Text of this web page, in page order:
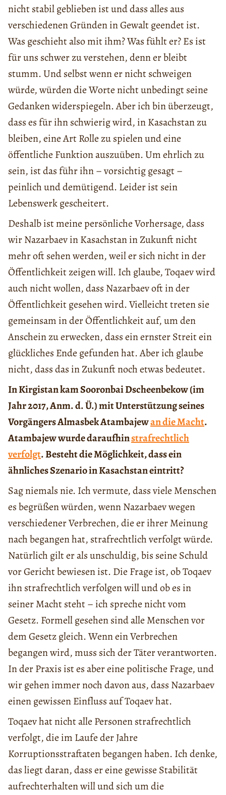
nicht stabil geblieben ist und dass alles aus
verschiedenen Gründen in Gewalt geendet ist.
Was geschieht also mit ihm? Was fühlt er? Es ist
für uns schwer zu verstehen, denn er bleibt
stumm. Und selbst wenn er nicht schweigen
würde, würden die Worte nicht unbedingt seine
Gedanken widerspiegeln. Aber ich bin überzeugt,
dass es für ihn schwierig wird, in Kasachstan zu
bleiben, eine Art Rolle zu spielen und eine
öffentliche Funktion auszuüben. Um ehrlich zu
sein, ist das führ ihn – vorsichtig gesagt –
peinlich und demütigend. Leider ist sein
Lebenswerk gescheitert.
Deshalb ist meine persönliche Vorhersage, dass
wir Nazarbaev in Kasachstan in Zukunft nicht
mehr oft sehen werden, weil er sich nicht in der
Öffentlichkeit zeigen will. Ich glaube, Toqaev wird
auch nicht wollen, dass Nazarbaev oft in der
Öffentlichkeit gesehen wird. Vielleicht treten sie
gemeinsam in der Öffentlichkeit auf, um den
Anschein zu erwecken, dass ein ernster Streit ein
glückliches Ende gefunden hat. Aber ich glaube
nicht, dass das in Zukunft noch etwas bedeutet.
In Kirgistan kam Sooronbai Dscheenbekow (im
Jahr 2017, Anm. d. Ü.) mit Unterstützung seines
Vorgängers Almasbek Atambajewan die Macht.
Atambajew wurde daraufhinstrafrechtlich
verfolgt. Besteht die Möglichkeit, dass ein
ähnliches Szenario in Kasachstan eintritt?
Sag niemals nie. Ich vermute, dass viele Menschen
es begrüßen würden, wenn Nazarbaev wegen
verschiedener Verbrechen, die er ihrer Meinung
nach begangen hat, strafrechtlich verfolgt würde.
Natürlich gilt er als unschuldig, bis seine Schuld
vor Gericht bewiesen ist. Die Frage ist, ob Toqaev
ihn strafrechtlich verfolgen will und ob es in
seiner Macht steht – ich spreche nicht vom
Gesetz. Formell gesehen sind alle Menschen vor
dem Gesetz gleich. Wenn ein Verbrechen
begangen wird, muss sich der Täter verantworten.
In der Praxis ist es aber eine politische Frage, und
wir gehen immer noch davon aus, dass Nazarbaev
einen gewissen Einfluss auf Toqaev hat.
Toqaev hat nicht alle Personen strafrechtlich
verfolgt, die im Laufe der Jahre
Korruptionsstraftaten begangen haben. Ich denke,
das liegt daran, dass er eine gewisse Stabilität
aufrechterhalten will und sich um die